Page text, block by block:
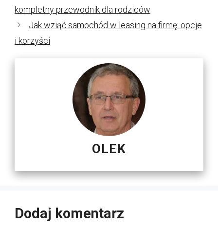
kompletny przewodnik dla rodziców
Jak wziąć samochód w leasing na firmę: opcje
i korzyści
OLEK
Dodaj komentarz